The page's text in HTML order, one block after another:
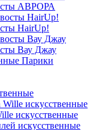
АВРОРА
HairUp!
Вау Джау
Парики
искусственные